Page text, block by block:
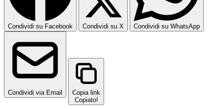
Condividi su Facebook Condividi su X Condividi su WhatsApp
Condividi via Email
Copia link
Copiato!